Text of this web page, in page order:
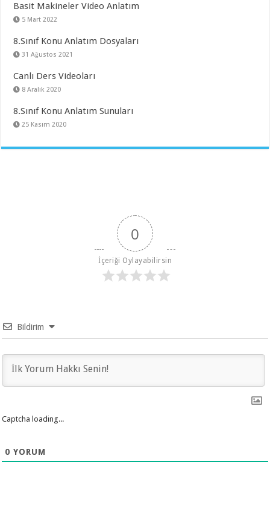
Basit Makineler Video Anlatım
5 Mart 2022
8.Sınıf Konu Anlatım Dosyaları
31 Ağustos 2021
Canlı Ders Videoları
8 Aralık 2020
8.Sınıf Konu Anlatım Sunuları
25 Kasım 2020
0
İçeriği Oylayabilirsin
Bildirim
Captcha loading...
0 YORUM